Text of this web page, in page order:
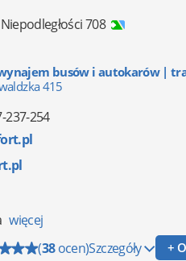
708
busów i autokarów |
415
237-254
więcej
(38ocen)Szczegóły +